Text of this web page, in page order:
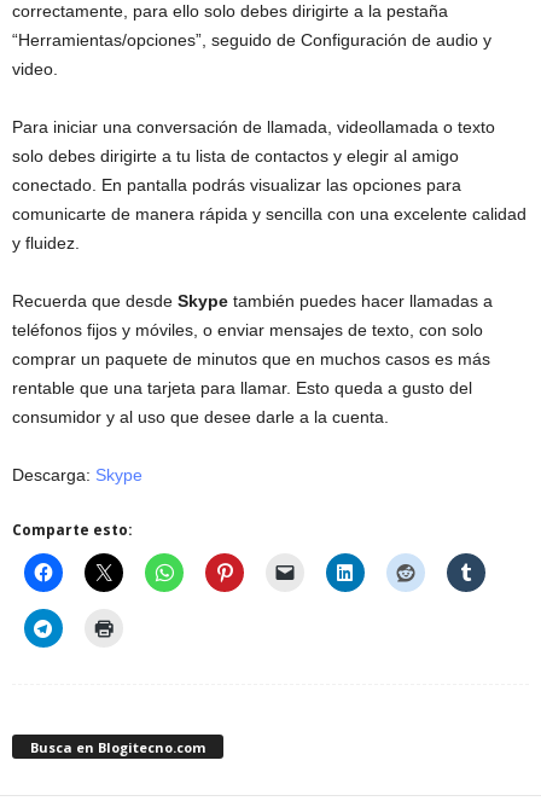
correctamente, para ello solo debes dirigirte a la pestaña
“Herramientas/opciones”, seguido de Configuración de audio y
video.
Para iniciar una conversación de llamada, videollamada o texto
solo debes dirigirte a tu lista de contactos y elegir al amigo
conectado. En pantalla podrás visualizar las opciones para
comunicarte de manera rápida y sencilla con una excelente calidad
y fluidez.
Recuerda que desde Skype también puedes hacer llamadas a
teléfonos fijos y móviles, o enviar mensajes de texto, con solo
comprar un paquete de minutos que en muchos casos es más
rentable que una tarjeta para llamar. Esto queda a gusto del
consumidor y al uso que desee darle a la cuenta.
Descarga: Skype
Comparte esto:
Busca en Blogitecno.com